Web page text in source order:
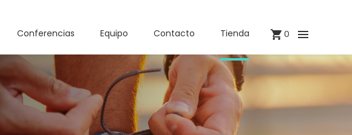
Conferencias Equipo Contacto Tienda 0